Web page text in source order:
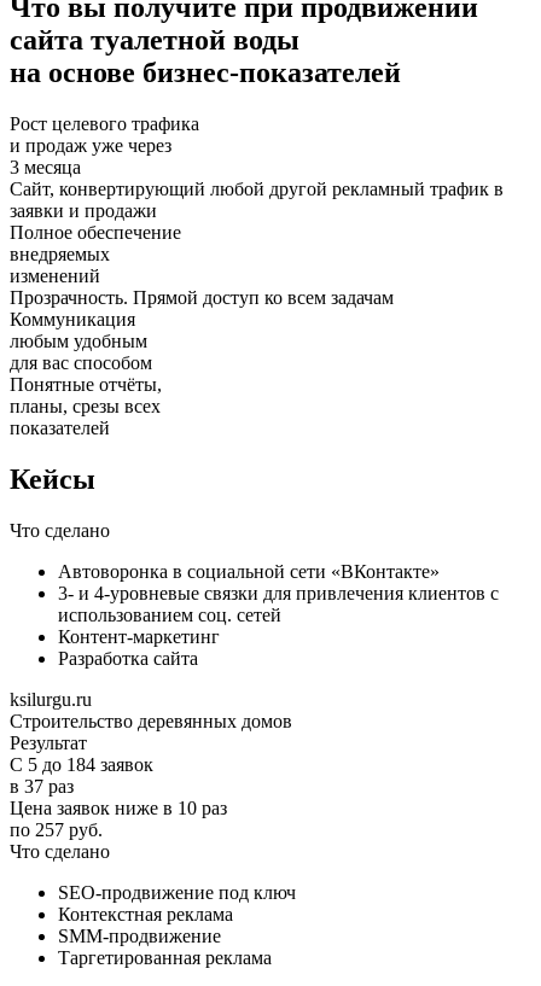
Что вы получите при продвижении
сайта туалетной воды
на основе бизнес-показателей
Рост целевого трафика
и продаж уже через
3 месяца
Cайт, конвертирующий любой другой рекламный трафик в
заявки и продажи
Полное обеспечение
внедряемых
изменений
Прозрачность. Прямой доступ ко всем задачам
Коммуникация
любым удобным
для вас способом
Понятные отчёты,
планы, срезы всех
показателей
Кейсы
Что сделано
Автоворонка в социальной сети «ВКонтакте»
3- и 4-уровневые связки для привлечения клиентов с
использованием соц. сетей
Контент-маркетинг
Разработка сайта
ksilurgu.ru
Строительство деревянных домов
Результат
С 5 до 184 заявок
в 37 раз
Цена заявок ниже в 10 раз
по 257 руб.
Что сделано
SEO-продвижение под ключ
Контекстная реклама
SMM-продвижение
Таргетированная реклама